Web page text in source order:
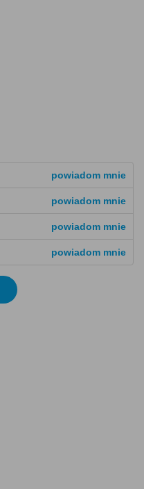
powiadom mnie
powiadom mnie
powiadom mnie
powiadom mnie